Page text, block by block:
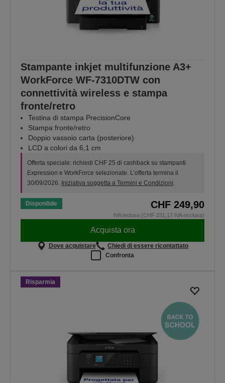
Stampante inkjet multifunzione A3+
WorkForce WF-7310DTW con
connettività wireless e stampa
fronte/retro
Testina di stampa PrecisionCore
Stampa fronte/retro
Doppio vassoio carta (posteriore)
LCD a colori da 6,1 cm
Offerta speciale: richiedi CHF 25 di cashback su stampanti
Expression e WorkForce selezionate. L’offerta termina il
30/09/2026. Iniziativa soggetta a Termini e Condizioni.
Disponibile CHF 249,90
IVA inclusa (CHF 231,17 IVA esclusa)
Acquista ora
Dove acquistare
Chiedi di essere ricontattato
Confronta
Risparmia